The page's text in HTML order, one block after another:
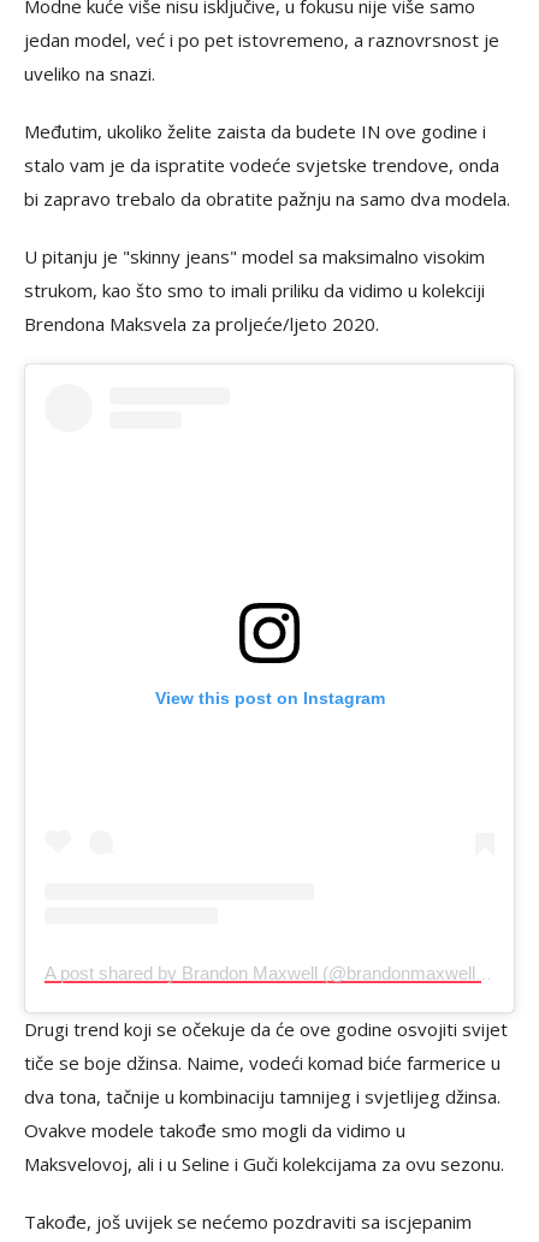
Modne kuće više nisu isključive, u fokusu nije više samo
jedan model, već i po pet istovremeno, a raznovrsnost je
uveliko na snazi.
Međutim, ukoliko želite zaista da budete IN ove godine i
stalo vam je da ispratite vodeće svjetske trendove, onda
bi zapravo trebalo da obratite pažnju na samo dva modela.
U pitanju je "skinny jeans" model sa maksimalno visokim
strukom, kao što smo to imali priliku da vidimo u kolekciji
Brendona Maksvela za proljeće/ljeto 2020.
View this post on Instagram
A post shared by Brandon Maxwell (@brandonmaxwell)
on
Drugi trend koji se očekuje da će ove godine osvojiti svijet
tiče se boje džinsa. Naime, vodeći komad biće farmerice u
dva tona, tačnije u kombinaciju tamnijeg i svjetlijeg džinsa.
Ovakve modele takođe smo mogli da vidimo u
Maksvelovoj, ali i u Seline i Guči kolekcijama za ovu sezonu.
Takođe, još uvijek se nećemo pozdraviti sa iscjepanim